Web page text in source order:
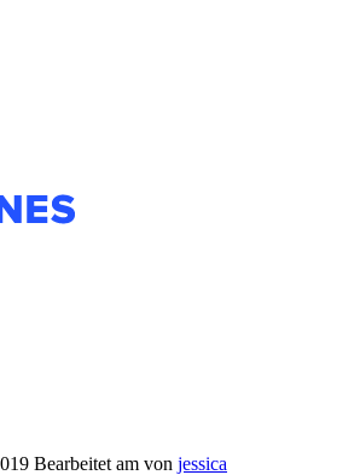
Bearbeitet am von jessica